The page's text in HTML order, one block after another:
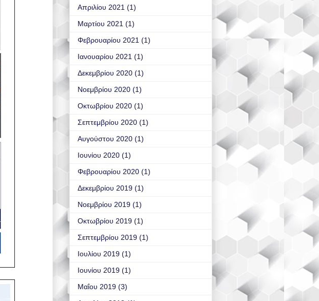
Απριλίου 2021 (1)
Μαρτίου 2021 (1)
Φεβρουαρίου 2021 (1)
Ιανουαρίου 2021 (1)
Δεκεμβρίου 2020 (1)
Νοεμβρίου 2020 (1)
Οκτωβρίου 2020 (1)
Σεπτεμβρίου 2020 (1)
Αυγούστου 2020 (1)
Ιουνίου 2020 (1)
Φεβρουαρίου 2020 (1)
Δεκεμβρίου 2019 (1)
Νοεμβρίου 2019 (1)
Οκτωβρίου 2019 (1)
Σεπτεμβρίου 2019 (1)
Ιουλίου 2019 (1)
Ιουνίου 2019 (1)
Μαΐου 2019 (3)